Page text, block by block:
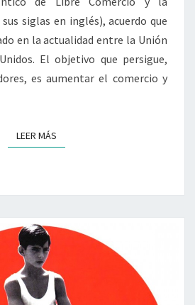
siglas en inglés), acuerdo que
en la actualidad entre la Unión
El objetivo que persigue,
es aumentar el comercio y
LEER MÁSLEER MÁS